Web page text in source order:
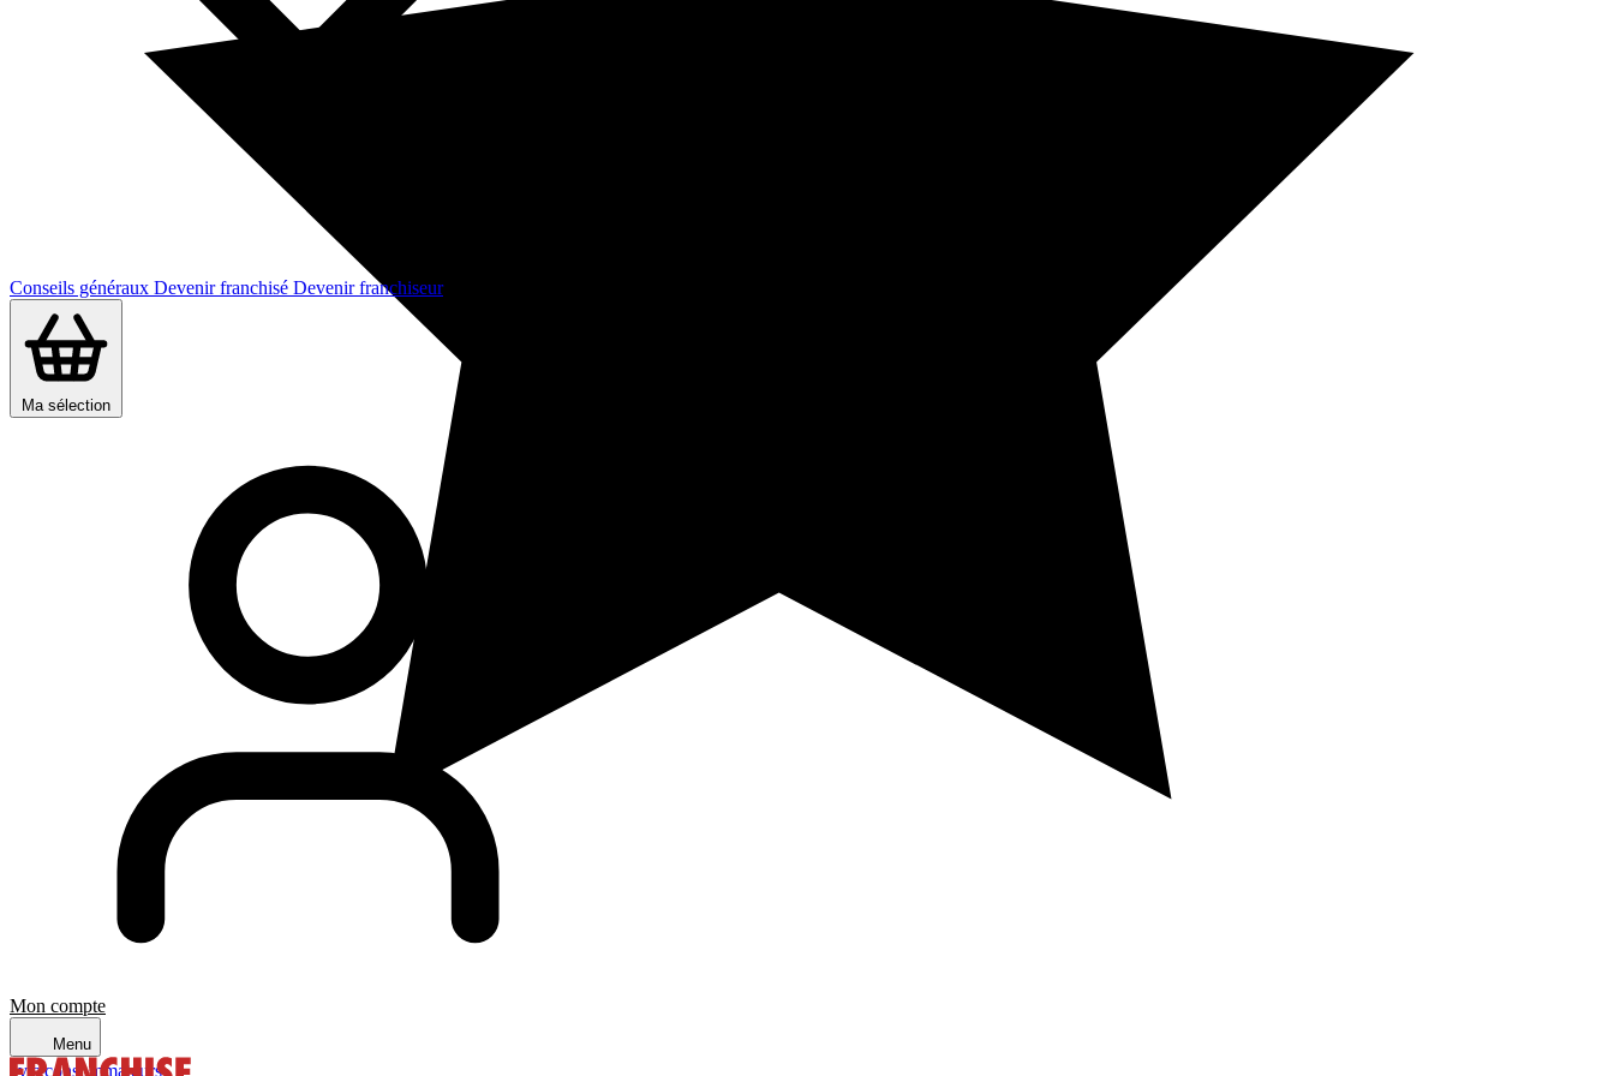
Conseils généraux Devenir franchisé Devenir franchiseur
Ma sélection
Mon compte
Menu
avis consommateurs